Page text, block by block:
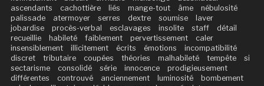
ascendants
cachottière liés mange-tout âme
nébulosité
palissade
atermoyer serres dextre soumise
laver
jobardise
procès-verbal esclavages insolite staff
détail
recueillie
habileté faiblement pervertissement
caler
insensiblement
illicitement écrits émotions
incompatibilité
discret
tributaire coupées théories malhabileté tempête
si
sectarisme
consolidé série innocence
prodigieusement
différentes
controuvé anciennement luminosité
bombement